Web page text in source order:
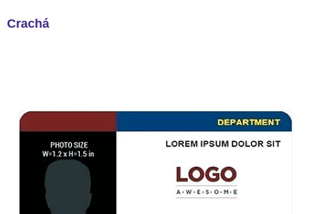
Crachá